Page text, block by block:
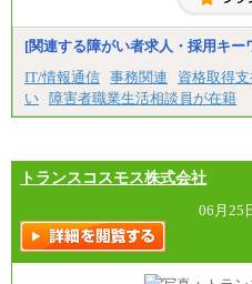
[関連する障がい者求人・採用キー
IT/情報通信 事務関連 資格取得
い 障害者職業生活相談員が在籍
トランスコスモス株式会社
06月25